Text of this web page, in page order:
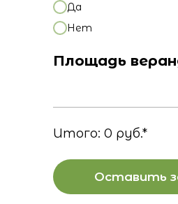
Да
Нет
Площадь
Итого: 0 руб.*
Оставить